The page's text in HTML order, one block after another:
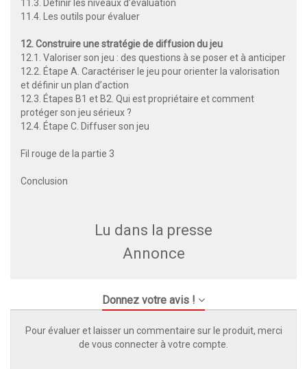
11.3. Définir les niveaux d’évaluation
11.4. Les outils pour évaluer
12. Construire une stratégie de diffusion du jeu
12.1. Valoriser son jeu : des questions à se poser et à anticiper
12.2. Étape A. Caractériser le jeu pour orienter la valorisation
et définir un plan d’action
12.3. Étapes B1 et B2. Qui est propriétaire et comment
protéger son jeu sérieux ?
12.4. Étape C. Diffuser son jeu
Fil rouge de la partie 3
Conclusion
Lu dans la presse
Annonce
Donnez votre avis !
Pour évaluer et laisser un commentaire sur le produit, merci
de vous connecter à votre compte.